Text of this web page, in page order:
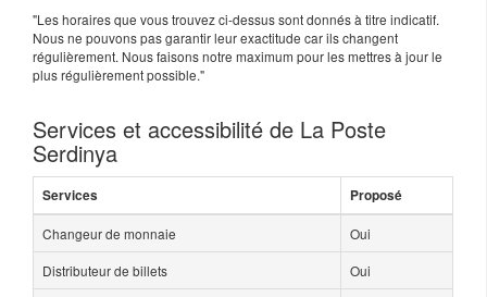
"Les horaires que vous trouvez ci-dessus sont donnés à titre indicatif.
Nous ne pouvons pas garantir leur exactitude car ils changent
régulièrement. Nous faisons notre maximum pour les mettres à jour le
plus régulièrement possible."
Services et accessibilité de La Poste
Serdinya
Services Proposé
Changeur de monnaie
Oui
Distributeur de billets
Oui